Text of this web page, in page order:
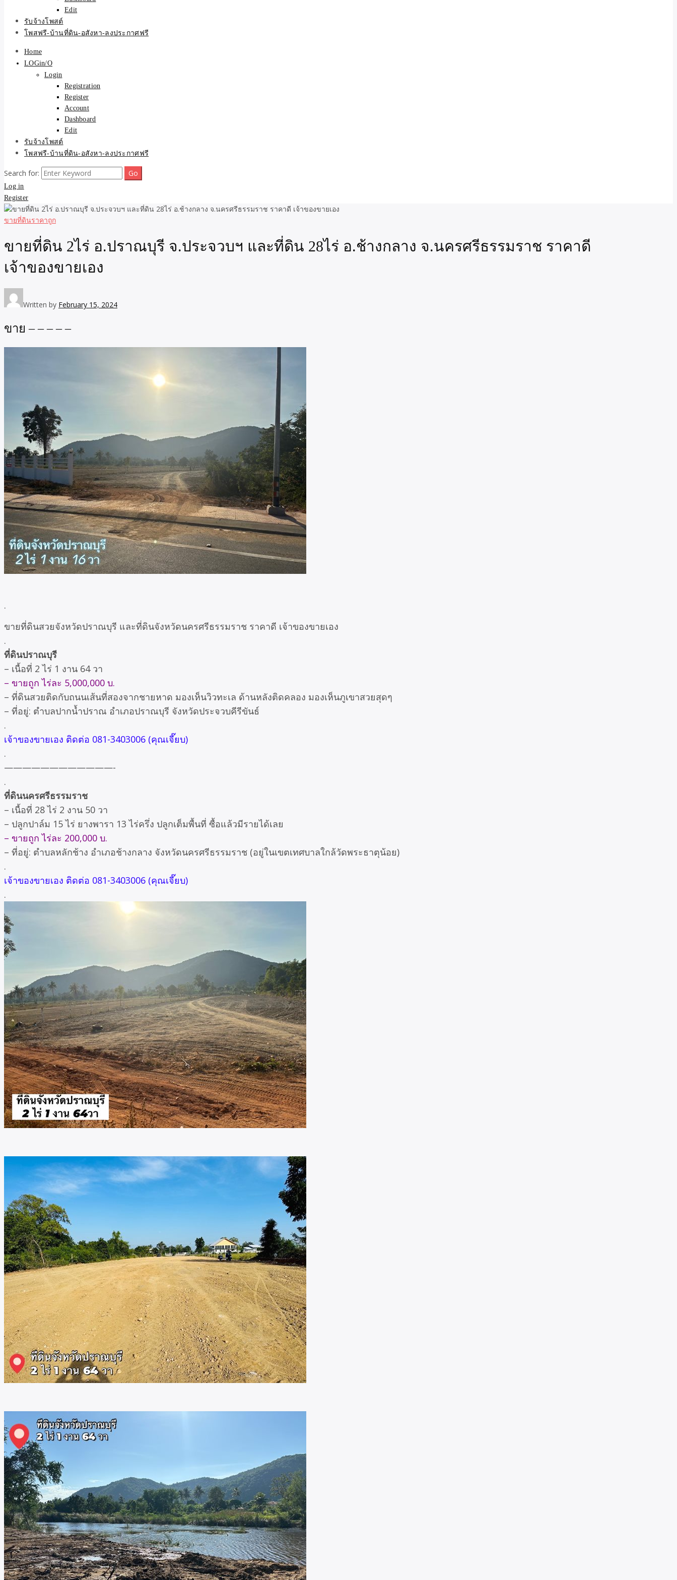
Edit
รับจ้างโพสต์
โพสฟรี-บ้านที่ดิน-อสังหา-ลงประกาศฟรี
Home
LOGin/O
Login
Registration
Register
Account
Dashboard
Edit
รับจ้างโพสต์
โพสฟรี-บ้านที่ดิน-อสังหา-ลงประกาศฟรี
Search for:
Log in
Register
ขายที่ดินราคาถูก
ขายที่ดิน 2ไร่ อ.ปราณบุรี จ.ประจวบฯ และที่ดิน 28ไร่ อ.ช้างกลาง จ.นครศรีธรรมราช ราคาดี
เจ้าของขายเอง
Written by February 15, 2024
ขาย – – – – –
.
ขายที่ดินสวยจังหวัดปราณบุรี และที่ดินจังหวัดนครศรีธรรมราช ราคาดี เจ้าของขายเอง
.
ที่ดินปราณบุรี
– เนื้อที่ 2 ไร่ 1 งาน 64 วา
– ขายถูก ไร่ละ 5,000,000 บ.
– ที่ดินสวยติดกับถนนเส้นที่สองจากชายหาด มองเห็นวิวทะเล ด้านหลังติดคลอง มองเห็นภูเขาสวยสุดๆ
– ที่อยู่: ตำบลปากน้ำปราณ อำเภอปราณบุรี จังหวัดประจวบคีรีขันธ์
.
เจ้าของขายเอง ติดต่อ 081-3403006 (คุณเจี๊ยบ)
.
————————————-
.
ที่ดินนครศรีธรรมราช
– เนื้อที่ 28 ไร่ 2 งาน 50 วา
– ปลูกปาล์ม 15 ไร่ ยางพารา 13 ไร่ครึ่ง ปลูกเต็มพื้นที่ ซื้อแล้วมีรายได้เลย
– ขายถูก ไร่ละ 200,000 บ.
– ที่อยู่: ตำบลหลักช้าง อำเภอช้างกลาง จังหวัดนครศรีธรรมราช (อยู่ในเขตเทศบาลใกล้วัดพระธาตุน้อย)
.
เจ้าของขายเอง ติดต่อ 081-3403006 (คุณเจี๊ยบ)
.